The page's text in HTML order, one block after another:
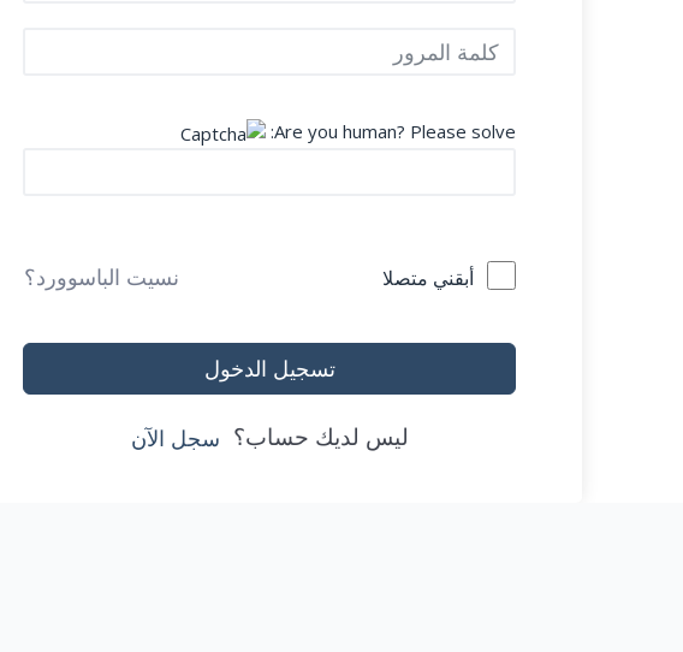
Are you human? Please solve:
أبقني متصلا نسيت الباسوورد؟
تسجيل الدخول
ليس لديك حساب؟ سجل الآن